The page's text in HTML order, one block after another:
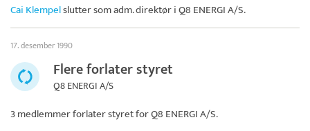
Cai Klempelslutter som adm. direktør iQ8 ENERGI A/S.
17. desember 1990
Flere forlater styret
Q8 ENERGI A/S
3 medlemmer forlater styret forQ8 ENERGI A/S.